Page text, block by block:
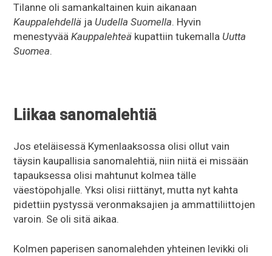
Tilanne oli samankaltainen kuin aikanaan
Kauppalehdellä ja Uudella Suomella. Hyvin
menestyvääKauppalehteä kupattiin tukemalla Uutta
Suomea.
Liikaa sanomalehtiä
Jos eteläisessä Kymenlaaksossa olisi ollut vain
täysin kaupallisia sanomalehtiä, niin niitä ei missään
tapauksessa olisi mahtunut kolmea tälle
väestöpohjalle. Yksi olisi riittänyt, mutta nyt kahta
pidettiin pystyssä veronmaksajien ja ammattiliittojen
varoin. Se oli sitä aikaa.
Kolmen paperisen sanomalehden yhteinen levikki oli